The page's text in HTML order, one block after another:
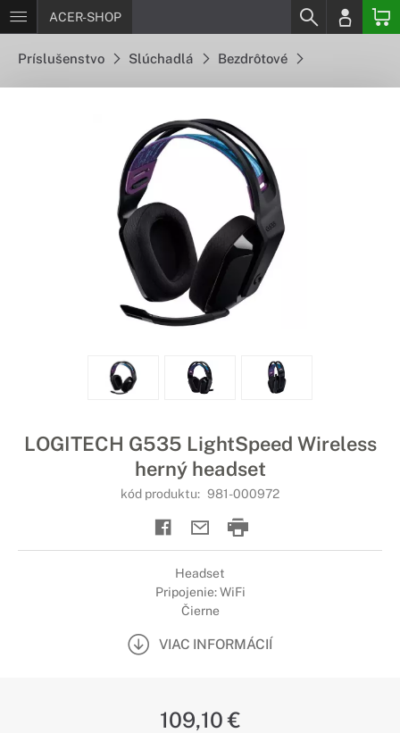
ACER-SHOP
Príslušenstvo Slúchadlá Bezdrôtové
LOGITECH G535 LightSpeed Wireless
herný headset
kód produktu: 981-000972
Headset
Pripojenie: WiFi
Čierne
VIAC INFORMÁCIÍ
109,10 €